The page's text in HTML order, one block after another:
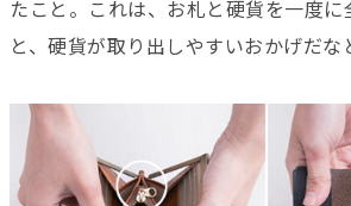
たこと。これは、お札と硬貨を一度に
と、硬貨が取り出しやすいおかげだな